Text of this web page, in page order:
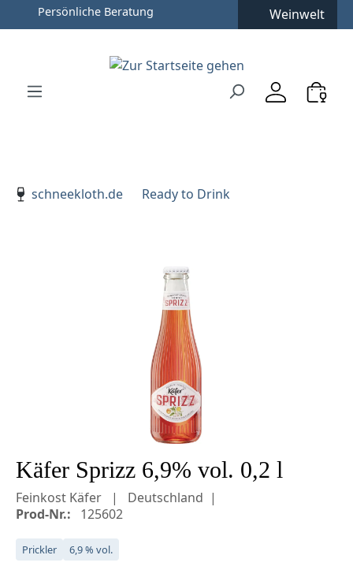
Zum Hauptinhalt springen
Zur Hauptnavigation springen
Persönliche Beratung Weinwelt
schneekloth.de
Ready to Drink
Bildergalerie überspringen
Käfer Sprizz 6,9% vol. 0,2 l
Feinkost Käfer
Deutschland
Prod-Nr.:
125602
Prickler 6,9 % vol.